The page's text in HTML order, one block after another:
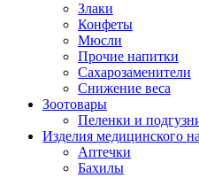
Злаки
Конфеты
Мюсли
Прочие напитки
Сахарозаменители
Снижение веса
Зоотовары
Пеленки и
Изделия медицинского
Аптечки
Бахилы